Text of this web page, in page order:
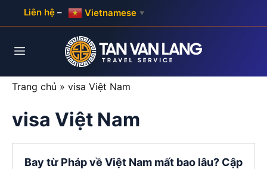
Liên hệ – Vietnamese ▼
Menu
Trang chủ » visa Việt Nam
visa Việt Nam
Bay từ Pháp về Việt Nam mất bao lâu? Cập